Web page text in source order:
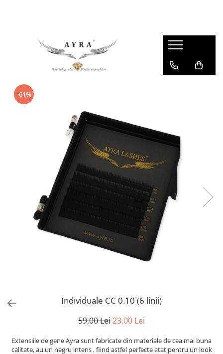
Individuale - 20 linii
Individuale - 6 linii
Mix - 20 linii
Mix - 6 linii
Ombre individuale - 6 linii
-61%
Individuale CC 0.10 (6 linii)
59,00 Lei23,00 Lei
Extensiile de gene Ayra sunt fabricate din materiale de cea mai buna
calitate, au un negru intens , fiind astfel perfecte atat pentru un look